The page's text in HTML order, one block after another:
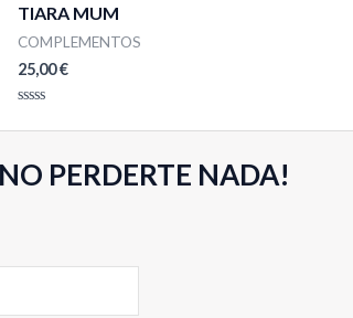
TIARA MUM
COMPLEMENTOS
25,00€
con
5
PERDERTE NADA!